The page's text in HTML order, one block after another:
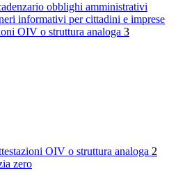
obblighi amministrativi
informativi per cittadini e imprese
OIV o struttura analoga 3
OIV o struttura analoga 2
zero